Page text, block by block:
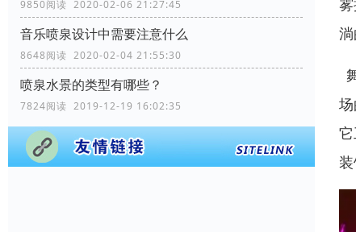
9850阅读 2020-02-06 21:27:45
音乐喷泉设计中需要注意什么
8648阅读 2020-02-04 21:55:30
喷泉水景的类型有哪些？
7824阅读 2019-12-19 16:02:35